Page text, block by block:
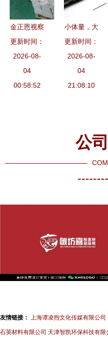
金正恩视察
蒲公英作业
本工厂 高
度赞赏产品
设计用心与
更新时间：
2026-08-
04
00:58:52
小体量，大
影响 中小
企业品牌策
划的黄金招
数与实操要
更新时间：
2026-08-
04
21:08:10
公
友情链接： 上海谭凌煦文化传媒有限公司
石英材料有限公司 天津智凯环保科技有限